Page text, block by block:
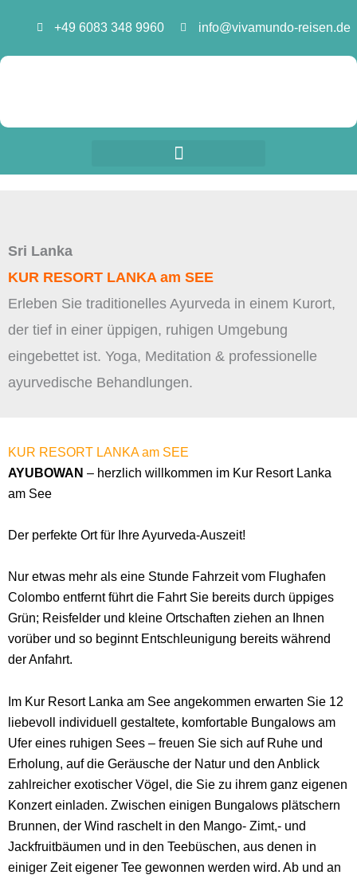
springen
+49 6083 348 9960 info@vivamundo-reisen.de
Sri Lanka
KUR RESORT LANKA am SEE
Erleben Sie traditionelles Ayurveda in einem Kurort,
der tief in einer üppigen, ruhigen Umgebung
eingebettet ist. Yoga, Meditation & professionelle
ayurvedische Behandlungen.
KUR RESORT LANKA am SEE
AYUBOWAN – herzlich willkommen im Kur Resort Lanka
am See
Der perfekte Ort für Ihre Ayurveda-Auszeit!
Nur etwas mehr als eine Stunde Fahrzeit vom Flughafen
Colombo entfernt führt die Fahrt Sie bereits durch üppiges
Grün; Reisfelder und kleine Ortschaften ziehen an Ihnen
vorüber und so beginnt Entschleunigung bereits während
der Anfahrt.
Im Kur Resort Lanka am See angekommen erwarten Sie 12
liebevoll individuell gestaltete, komfortable Bungalows am
Ufer eines ruhigen Sees – freuen Sie sich auf Ruhe und
Erholung, auf die Geräusche der Natur und den Anblick
zahlreicher exotischer Vögel, die Sie zu ihrem ganz eigenen
Konzert einladen. Zwischen einigen Bungalows plätschern
Brunnen, der Wind raschelt in den Mango- Zimt,- und
Jackfruitbäumen und in den Teebüschen, aus denen in
einiger Zeit eigener Tee gewonnen werden wird. Ab und an